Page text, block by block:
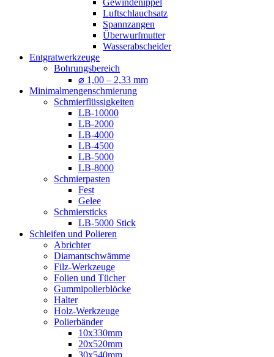
Gewindenippel
Luftschlauchsatz
Spannzangen
Überwurfmutter
Wasserabscheider
Entgratwerkzeuge
Bohrungsbereich
⌀ 1,00 – 2,33 mm
Minimalmengenschmierung
Schmierflüssigkeiten
LB-10000
LB-2000
LB-4000
LB-4500
LB-5000
LB-8000
Schmierpasten
Fest
Gelee
Schmiersticks
LB-5000 Stick
Schleifen und Polieren
Abrichter
Diamantschwämme
Filz-Werkzeuge
Folien und Tücher
Gummipolierblöcke
Halter
Holz-Werkzeuge
Polierbänder
10x330mm
20x520mm
30x540mm